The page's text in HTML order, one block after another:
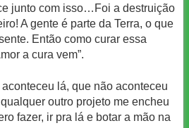
junto com isso…Foi a destruição
A gente é parte da Terra, o que
Então como curar essa
a cura vem”.
aconteceu lá, que não aconteceu
outro projeto me encheu
fazer, ir pra lá e botar a mão na